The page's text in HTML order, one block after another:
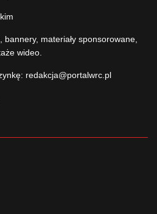
materiały sponsorowane,
wideo.
redakcja@portalwrc.pl